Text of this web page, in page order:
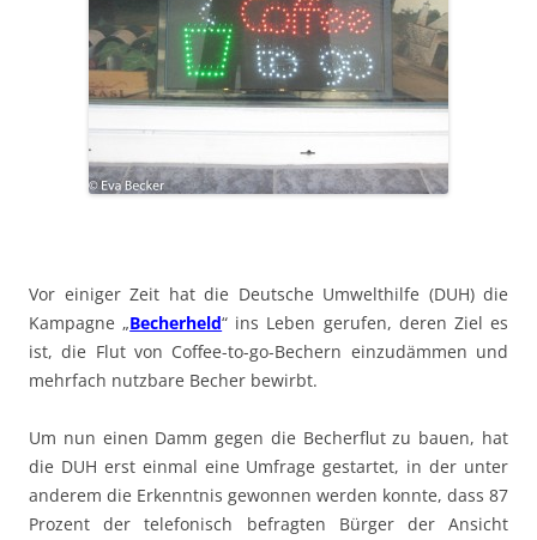
Vor einiger Zeit hat die Deutsche Umwelthilfe (DUH) die
Kampagne „Becherheld“ ins Leben gerufen, deren Ziel es
ist, die Flut von Coffee-to-go-Bechern einzudämmen und
mehrfach nutzbare Becher bewirbt.
Um nun einen Damm gegen die Becherflut zu bauen, hat
die DUH erst einmal eine Umfrage gestartet, in der unter
anderem die Erkenntnis gewonnen werden konnte, dass 87
Prozent der telefonisch befragten Bürger der Ansicht